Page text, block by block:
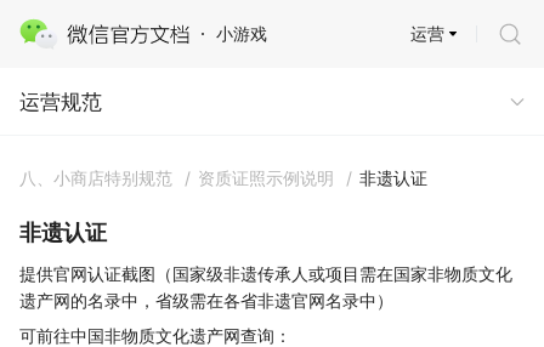
小游戏
运营规范
运营
运营规范
八、小商店特别规范 / 资质证照示例说明 / 非遗认证
非遗认证
提供官网认证截图（国家级非遗传承人或项目需在国家非物质文化
遗产网的名录中，省级需在各省非遗官网名录中）
可前往中国非物质文化遗产网查询：